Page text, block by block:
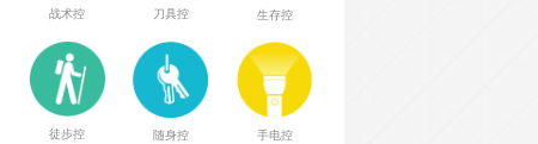
战术控 刀具控 生存控
徒步控 随身控 手电控